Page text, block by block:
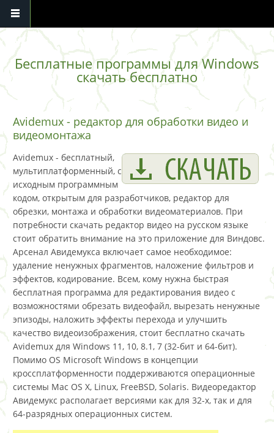
Перейти к основному содержанию
Бесплатные программы для Windows
скачать бесплатно
Avidemux - редактор для обработки видео и
видеомонтажа
Avidemux - бесплатный,
мультиплатформенный, с
исходным программным
кодом, открытым для разработчиков, редактор для
обрезки, монтажа и обработки видеоматериалов. При
потребности скачать редактор видео на русском языке
стоит обратить внимание на это приложение для Виндовс.
Арсенал Авидемукса включает самое необходимое:
удаление ненужных фрагментов, наложение фильтров и
эффектов, кодирование. Всем, кому нужна быстрая
бесплатная программа для редактирования видео с
возможностями обрезать видеофайл, вырезать ненужные
эпизоды, наложить эффекты перехода и улучшить
качество видеоизображения, стоит бесплатно скачать
Avidemux для Windows 11, 10, 8.1, 7 (32-бит и 64-бит).
Помимо OS Microsoft Windows в концепции
кроссплатформенности поддерживаются операционные
системы Mac OS X, Linux, FreeBSD, Solaris. Видеоредактор
Авидемукс располагает версиями как для 32-х, так и для
64-разрядных операционных систем.